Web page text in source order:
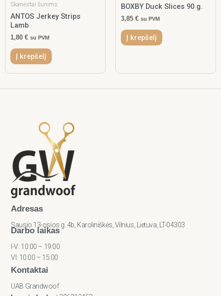
Skanėstai šunims
ANTOS Jerkey Strips
Lamb
1,80 € su PVM
Į krepšelį
BOXBY Duck Slices 90 g.
3,85 € su PVM
Į krepšelį
Adresas
Sausio 13-osios g. 4b, Karoliniškės, Vilnius, Lietuva, LT-04303
Darbo laikas
I-V: 10:00 – 19:00
VI: 10:00 – 15:00
Kontaktai
UAB Grandwoof